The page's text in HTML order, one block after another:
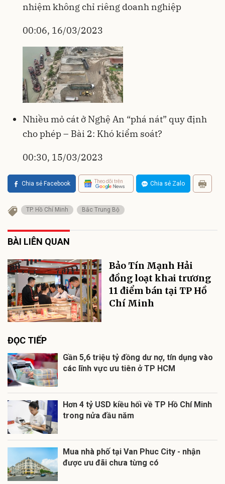
nhiệm không chỉ riêng doanh nghiệp
00:06, 16/03/2023
Nhiều mỏ cát ở Nghệ An “phá nát” quy định
cho phép – Bài 2: Khó kiểm soát?
00:30, 15/03/2023
Chia sẻ Facebook Theo dõi trên Chia sẻ Zalo
TP. Hồ Chí Minh Bắc Trung Bộ
BÀI LIÊN QUAN
Bảo Tín Mạnh Hải
đồng loạt khai trương
11 điểm bán tại TP Hồ
Chí Minh
ĐỌC TIẾP
Gần 5,6 triệu tỷ đồng dư nợ, tín dụng vào
các lĩnh vực ưu tiên ở TP HCM
Hơn 4 tỷ USD kiều hối về TP Hồ Chí Minh
trong nửa đầu năm
Mua nhà phố tại Van Phuc City - nhận
được ưu đãi chưa từng có